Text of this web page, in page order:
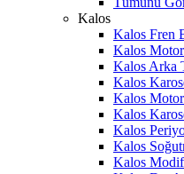
Kalos
Kalos Fren
Kalos
Kalos Arka
Kalos
Kalos
Kalos
Kalos
Kalos
Kalos